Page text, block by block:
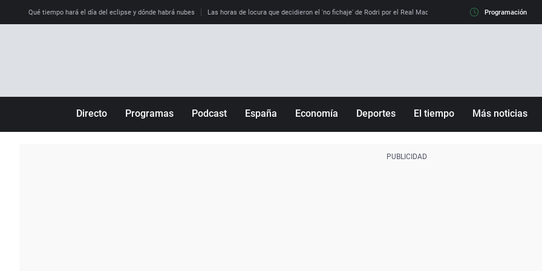
Qué tiempo hará el día del eclipse y dónde habrá nubes Las horas de locura que decidieron el 'no fichaje' de Rodri por el Real Madrid y su 'sí' al Barça La llamada
Programación
Directo Programas Podcast España Economía Deportes El tiempo Más noticias